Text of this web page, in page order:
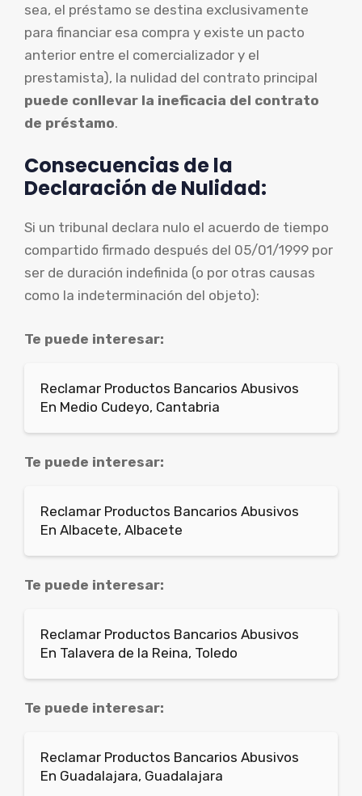
sea, el préstamo se destina exclusivamente
para financiar esa compra y existe un pacto
anterior entre el comercializador y el
prestamista), la nulidad del contrato principal
puede conllevar la ineficacia del contrato
de préstamo.
Consecuencias de la
Declaración de Nulidad:
Si un tribunal declara nulo el acuerdo de tiempo
compartido firmado después del 05/01/1999 por
ser de duración indefinida (o por otras causas
como la indeterminación del objeto):
Te puede interesar:
Reclamar Productos Bancarios Abusivos
En Medio Cudeyo, Cantabria
Te puede interesar:
Reclamar Productos Bancarios Abusivos
En Albacete, Albacete
Te puede interesar:
Reclamar Productos Bancarios Abusivos
En Talavera de la Reina, Toledo
Te puede interesar:
Reclamar Productos Bancarios Abusivos
En Guadalajara, Guadalajara